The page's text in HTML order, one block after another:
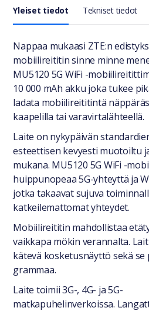
Yleiset tiedot Tekniset tiedot
Yleiset tiedot
Nappaa mukaasi ZTE:n
mobiilireititin sinne minne
MU5120 5G WiFi -
10 000 mAh akku joka tukee
ladata mobiilireititintä
kaapelilla tai varavirtalähteellä.
Laite on nykypäivän
esteettisen kevyesti muotoiltu
mukana. MU5120 5G WiFi -
huippunopeaa 5G-yhteyttä ja
jotka takaavat sujuva
katkeilemattomat yhteydet.
Mobiilireititin mahdollistaa
vaikkapa mökin verannalta.
kätevä kosketusnäyttö sekä se
grammaa.
Laite toimii 3G-, 4G- ja 5G-
matkapuhelinverkoissa.